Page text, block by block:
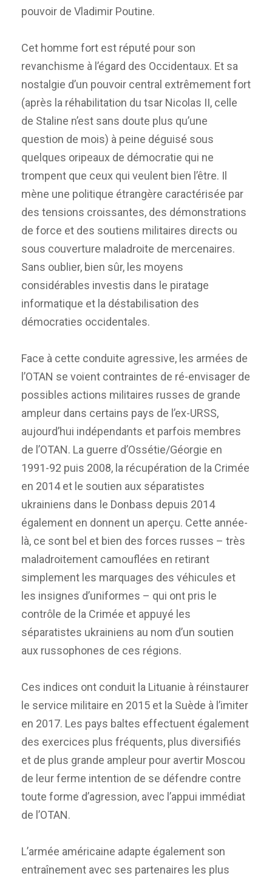
pouvoir de Vladimir Poutine.
Cet homme fort est réputé pour son
revanchisme à l’égard des Occidentaux. Et sa
nostalgie d’un pouvoir central extrêmement fort
(après la réhabilitation du tsar Nicolas II, celle
de Staline n’est sans doute plus qu’une
question de mois) à peine déguisé sous
quelques oripeaux de démocratie qui ne
trompent que ceux qui veulent bien l’être. Il
mène une politique étrangère caractérisée par
des tensions croissantes, des démonstrations
de force et des soutiens militaires directs ou
sous couverture maladroite de mercenaires.
Sans oublier, bien sûr, les moyens
considérables investis dans le piratage
informatique et la déstabilisation des
démocraties occidentales.
Face à cette conduite agressive, les armées de
l’OTAN se voient contraintes de ré-envisager de
possibles actions militaires russes de grande
ampleur dans certains pays de l’ex-URSS,
aujourd’hui indépendants et parfois membres
de l’OTAN. La guerre d’Ossétie/Géorgie en
1991-92 puis 2008, la récupération de la Crimée
en 2014 et le soutien aux séparatistes
ukrainiens dans le Donbass depuis 2014
également en donnent un aperçu. Cette année-
là, ce sont bel et bien des forces russes – très
maladroitement camouflées en retirant
simplement les marquages des véhicules et
les insignes d’uniformes – qui ont pris le
contrôle de la Crimée et appuyé les
séparatistes ukrainiens au nom d’un soutien
aux russophones de ces régions.
Ces indices ont conduit la Lituanie à réinstaurer
le service militaire en 2015 et la Suède à l’imiter
en 2017. Les pays baltes effectuent également
des exercices plus fréquents, plus diversifiés
et de plus grande ampleur pour avertir Moscou
de leur ferme intention de se défendre contre
toute forme d’agression, avec l’appui immédiat
de l’OTAN.
L’armée américaine adapte également son
entraînement avec ses partenaires les plus